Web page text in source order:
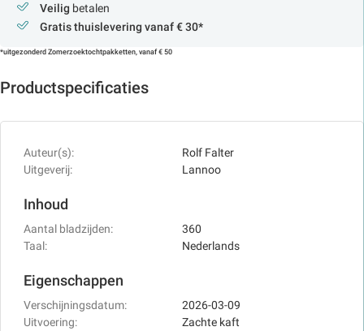
Veilig betalen
Gratis thuislevering vanaf € 30*
*uitgezonderd Zomerzoektochtpakketten, vanaf € 50
Productspecificaties
Auteur(s):
Rolf Falter
Uitgeverij:
Lannoo
Inhoud
Aantal bladzijden:
360
Taal:
Nederlands
Eigenschappen
Verschijningsdatum:
2026-03-09
Uitvoering:
Zachte kaft